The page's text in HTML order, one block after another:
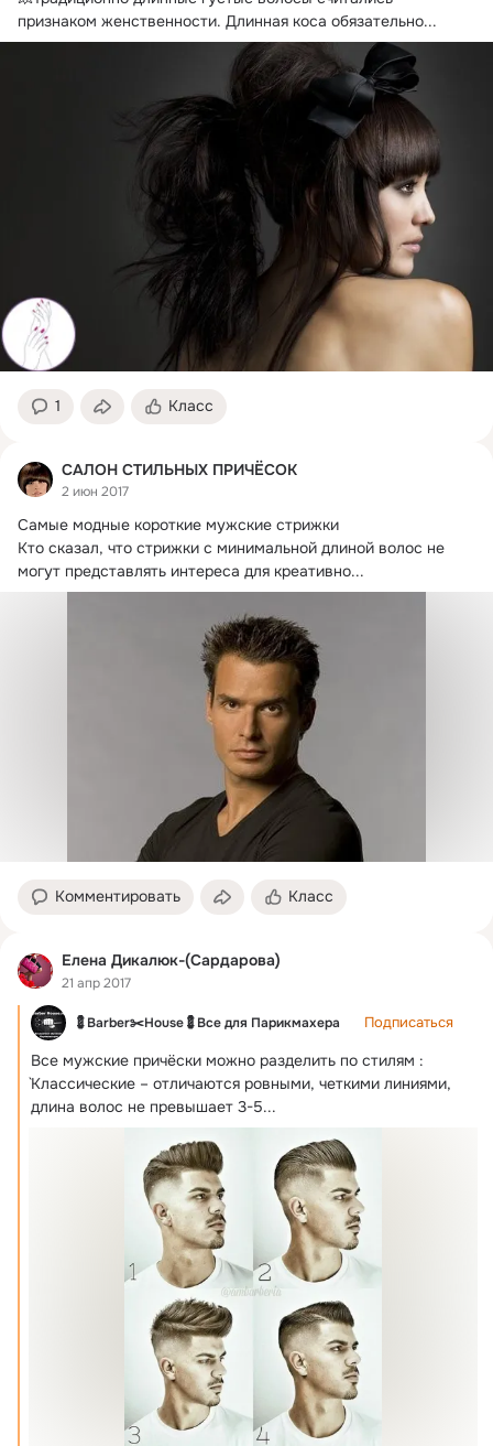
признаком женственности. Длинная коса обязательно...
1 Класс
САЛОН СТИЛЬНЫХ ПРИЧЁСОК
2 июн 2017
Самые модные короткие мужские стрижки
Кто сказал, что стрижки с минимальной длиной волос не
могут представлять интереса для креативно...
Комментировать Класс
Eлена Дикалюк-(Сардарова)
21 апр 2017
💈Barber✂️House💈Все для Парикмахера Подписаться
Все мужские причёски можно разделить по стилям :
`Классические – отличаются ровными, четкими линиями,
длина волос не превышает 3-5...